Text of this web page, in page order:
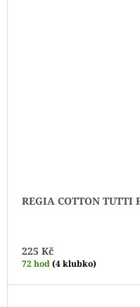
REGIA COTTON TUTTI
225 Kč
72 hod(4 klubko)